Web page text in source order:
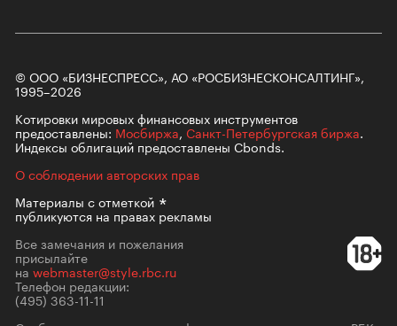
© ООО «БИЗНЕСПРЕСС», АО «РОСБИЗНЕСКОНСАЛТИНГ»,
1995–2026
Котировки мировых финансовых инструментов
предоставлены: Мосбиржа, Санкт-Петербургская биржа.
Индексы облигаций предоставлены Cbonds.
О соблюдении авторских прав
Материалы сотметкой
публикуются на правах рекламы
Все замечания и пожелания
присылайте
на webmaster@style.rbc.ru
Телефон редакции:
(495) 363-11-11